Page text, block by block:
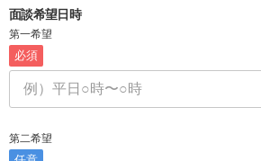
面談希望日時
第一希望
必須
第二希望